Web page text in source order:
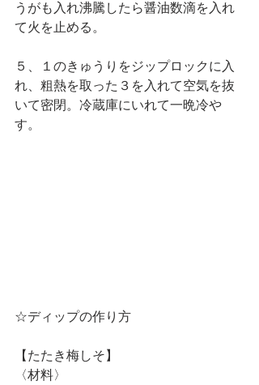
うがも入れ沸騰したら醤油数滴を入れ
て火を止める。
５、１のきゅうりをジップロックに入
れ、粗熱を取った３を入れて空気を抜
いて密閉。冷蔵庫にいれて一晩冷や
す。
☆ディップの作り方
【たたき梅しそ】
〈材料〉